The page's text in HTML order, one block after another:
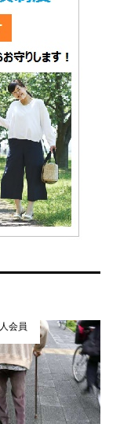
会員